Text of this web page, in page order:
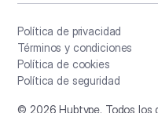
Política de privacidad
Términos y condiciones
Política de cookies
Política de seguridad
© 2026 Hubtype. Todos los